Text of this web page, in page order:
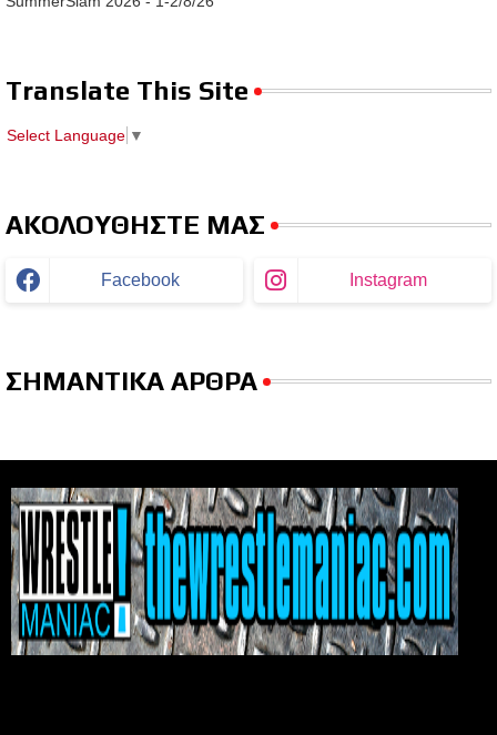
Translate This Site
Select Language ▼
ΑΚΟΛΟΥΘΗΣΤΕ ΜΑΣ
Facebook Instagram
ΣΗΜΑΝΤΙΚΑ ΑΡΘΡΑ